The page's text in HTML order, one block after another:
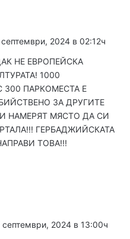
2024 в 02:12ч
НЕ ЕВРОПЕЙСКА
1000
300 ПАРКОМЕСТА Е
ЗА ДРУГИТЕ
НАМЕРЯТ МЯСТО ДА СИ
ГЕРБАДЖИЙСКАТА
ТОВА!!!
септември, 2024 в 13:00ч